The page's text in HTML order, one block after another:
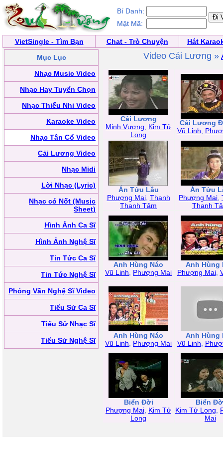
Bí Danh:
Mật Mã:
VietSingle - Tìm Bạn Chat - Trò Chuyện
Hát
Mục Lục
Nhạc Music Video
Nhạc Hay Tuyển Chọn
Nhạc Thiếu Nhi Video
Karaoke Video
Nhạc Tân Cổ Video
Cải Lương Video
Nhạc Midi
Lời Nhạc (Lyric)
Nhạc có Nốt (Music
Sheet)
Hình Ảnh Ca Sĩ
Hình Ảnh Nghệ Sĩ
Tin Tức Ca Sĩ
Tin Tức Nghệ Sĩ
Phỏng Vấn Nghệ Sĩ Video
Tiểu Sử Ca Sĩ
Tiểu Sử Nhạc Sĩ
Tiểu Sử Nghệ Sĩ
Video Cải Lương »
Cải Lương
Minh Vương
Kim Tử
Long
Cải Lương
Vũ Linh
Án Tửu Lầu
Phượng Mai, Thanh
Thanh Tâm
Án Tửu
Phượng Mai
Thanh
Anh Hùng Náo
Vũ Linh
Phượng Mai
Anh Hùng
Phượng Mai,
Anh Hùng Náo
Vũ Linh
Phượng Mai
Anh Hùng
Vũ Linh
Biển Đời
Phượng Mai Kim Tử
Long
Biển
Kim Tử Long
Mai